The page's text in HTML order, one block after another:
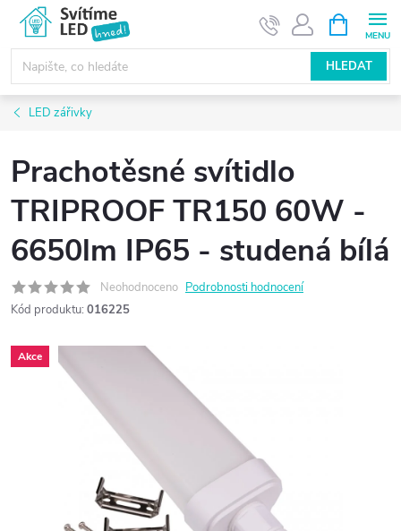
obsah
HLEDAT
NÁKUPNÍ
KOŠÍK
LED zářivky
Prachotěsné svítidlo
TRIPROOF TR150 60W -
6650lm IP65 - studená bílá
Neohodnoceno Podrobnosti hodnocení
Kód produktu: 016225
Akce